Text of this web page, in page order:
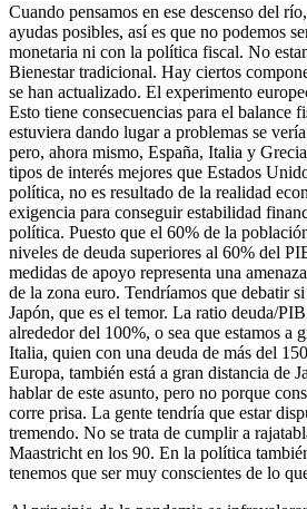
Cuando pensamos en ese descenso del
ayudas posibles, así es que no podemos
monetaria ni con la política fiscal. No
Bienestar tradicional. Hay ciertos
se han actualizado. El experimento
Esto tiene consecuencias para el balance
estuviera dando lugar a problemas se
pero, ahora mismo, España, Italia y
tipos de interés mejores que Estados
política, no es resultado de la realidad
exigencia para conseguir estabilidad
política. Puesto que el 60% de la
niveles de deuda superiores al 60% del
medidas de apoyo representa una
de la zona euro. Tendríamos que debatir
Japón, que es el temor. La ratio deuda/
alrededor del 100%, o sea que estamos a
Italia, quien con una deuda de más del
Europa, también está a gran distancia de
hablar de este asunto, pero no porque
corre prisa. La gente tendría que estar
tremendo. No se trata de cumplir a
Maastricht en los 90. En la política
tenemos que ser muy conscientes de lo